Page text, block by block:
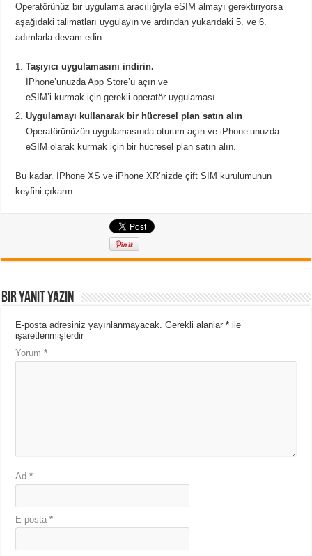
Operatörünüz bir uygulama aracılığıyla eSIM almayı gerektiriyorsa
aşağıdaki talimatları uygulayın ve ardından yukarıdaki 5. ve 6.
adımlarla devam edin:
Taşıyıcı uygulamasını indirin.
İPhone’unuzda App Store’u açın ve
eSIM’i kurmak için gerekli operatör uygulaması.
Uygulamayı kullanarak bir hücresel plan satın alın
Operatörünüzün uygulamasında oturum açın ve iPhone’unuzda
eSIM olarak kurmak için bir hücresel plan satın alın.
Bu kadar. İPhone XS ve iPhone XR’nizde çift SIM kurulumunun
keyfini çıkarın.
Bir yanıt yazın
E-posta adresiniz yayınlanmayacak. Gerekli alanlar* ile
işaretlenmişlerdir
Yorum*
Ad*
E-posta*